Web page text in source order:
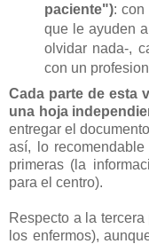
paciente"): con
que le ayuden
olvidar nada-,
con un
Cada parte de esta
una hoja
entregar el
así, lo
primeras (la
para el centro).
Respecto a la
los enfermos),